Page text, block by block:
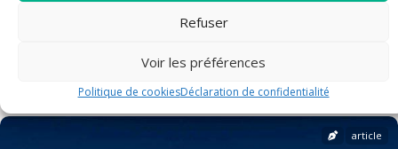
Refuser
Voir les préférences
Politique de cookiesDéclaration de confidentialité
FETE DE SAINT LAURENT
article